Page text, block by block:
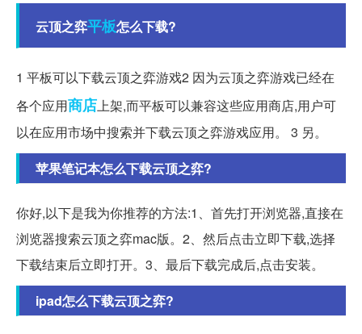
云顶之弈平板怎么下载?
1 平板可以下载云顶之弈游戏2 因为云顶之弈游戏已经在
各个应用商店上架,而平板可以兼容这些应用商店,用户可
以在应用市场中搜索并下载云顶之弈游戏应用。 3 另。
苹果笔记本怎么下载云顶之弈?
你好,以下是我为你推荐的方法:1、首先打开浏览器,直接在
浏览器搜索云顶之弈mac版。2、然后点击立即下载,选择
下载结束后立即打开。3、最后下载完成后,点击安装。
ipad怎么下载云顶之弈?